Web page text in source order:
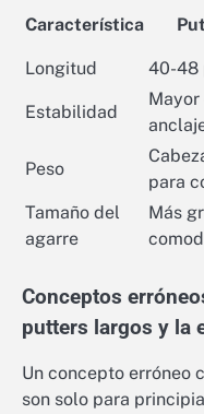
Característica
Longitud
40-48
Estabilidad
Peso
para
Tamaño del
agarre
Más
Conceptos
putters largos y la
Un concepto erróneo
son solo para